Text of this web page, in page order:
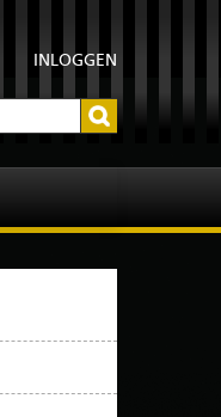
INLOGGEN